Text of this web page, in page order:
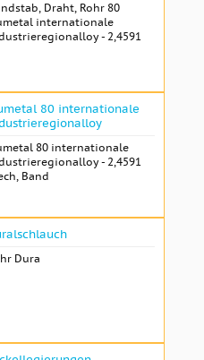
Draht, Rohr 80
internationale
- 2,4591
80 internationale
80 internationale
- 2,4591
Band
Dura